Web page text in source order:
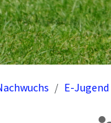
E-Jugend